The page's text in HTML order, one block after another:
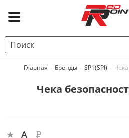
Главная - Бренды - SP1(SPI) -
Чека